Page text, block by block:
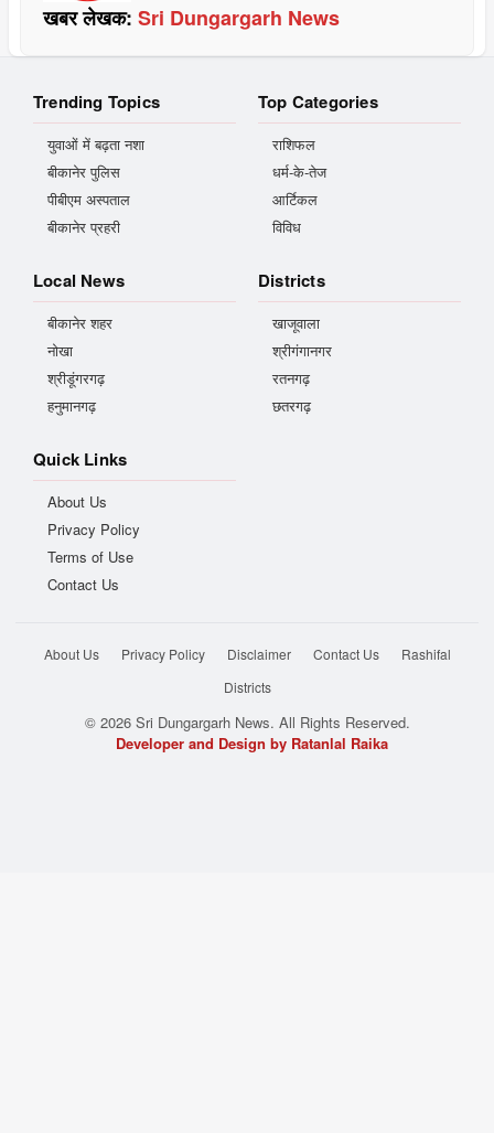
खबर लेखक: Sri Dungargarh News
Trending Topics
युवाओं में बढ़ता नशा
बीकानेर पुलिस
पीबीएम अस्पताल
बीकानेर प्रहरी
Top Categories
राशिफल
धर्म-के-तेज
आर्टिकल
विविध
Local News
बीकानेर शहर
नोखा
श्रीडूंगरगढ़
हनुमानगढ़
Districts
खाजूवाला
श्रीगंगानगर
रतनगढ़
छतरगढ़
Quick Links
About Us
Privacy Policy
Terms of Use
Contact Us
About Us Privacy Policy Disclaimer Contact Us
Rashifal
Districts
© 2026 Sri Dungargarh News. All Rights Reserved.
Developer and Design by Ratanlal Raika